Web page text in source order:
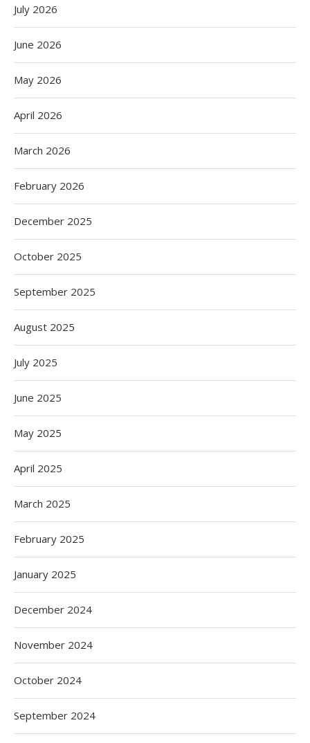
July 2026
June 2026
May 2026
April 2026
March 2026
February 2026
December 2025
October 2025
September 2025
August 2025
July 2025
June 2025
May 2025
April 2025
March 2025
February 2025
January 2025
December 2024
November 2024
October 2024
September 2024